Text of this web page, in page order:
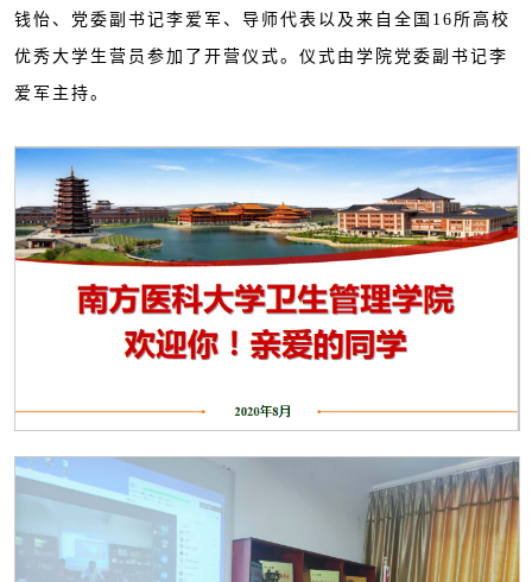
钱怡、党委副书记李爱军、导师代表以及来自全国16所高校
优秀大学生营员参加了开营仪式。仪式由学院党委副书记李
爱军主持。